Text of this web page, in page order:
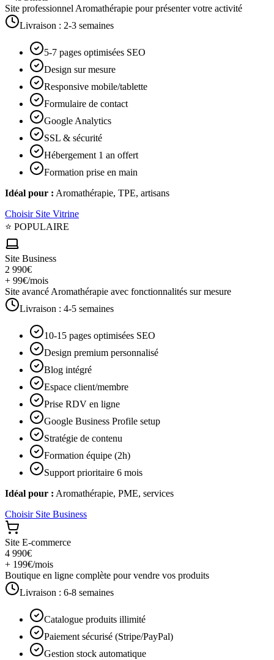
Site professionnel Aromathérapie pour présenter votre activité
Livraison : 2-3 semaines
5-7 pages optimisées SEO
Design sur mesure
Responsive mobile/tablette
Formulaire de contact
Google Analytics
SSL & sécurité
Hébergement 1 an offert
Formation prise en main
Idéal pour : Aromathérapie, TPE, artisans
Choisir Site Vitrine
⭐ POPULAIRE
Site Business
2 990€
+ 99€/mois
Site avancé Aromathérapie avec fonctionnalités sur mesure
Livraison : 4-5 semaines
10-15 pages optimisées SEO
Design premium personnalisé
Blog intégré
Espace client/membre
Prise RDV en ligne
Google Business Profile setup
Stratégie de contenu
Formation équipe (2h)
Support prioritaire 6 mois
Idéal pour : Aromathérapie, PME, services
Choisir Site Business
Site E-commerce
4 990€
+ 199€/mois
Boutique en ligne complète pour vendre vos produits
Livraison : 6-8 semaines
Catalogue produits illimité
Paiement sécurisé (Stripe/PayPal)
Gestion stock automatique